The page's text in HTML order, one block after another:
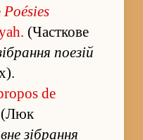
Poésies
(Часткове
поезій
de
(Люк
зі­бра­ння